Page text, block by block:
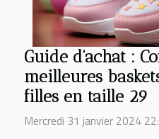
Guide d'achat :
meilleures
filles en taille 29
Mercredi 31 janvier 2024